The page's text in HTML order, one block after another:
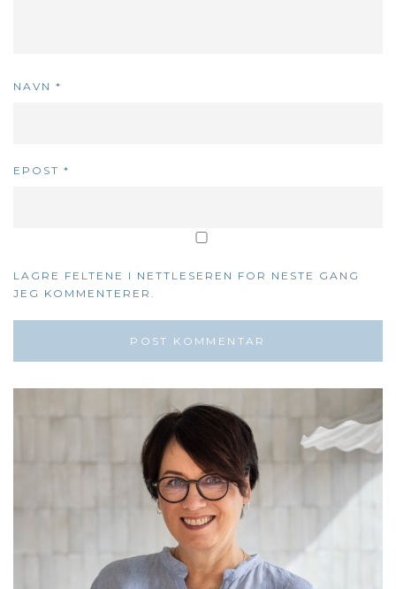
NAVN *
EPOST *
LAGRE FELTENE I NETTLESEREN FOR NESTE GANG
JEG KOMMENTERER.